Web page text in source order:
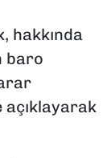
hakkında
baro
açıklayarak